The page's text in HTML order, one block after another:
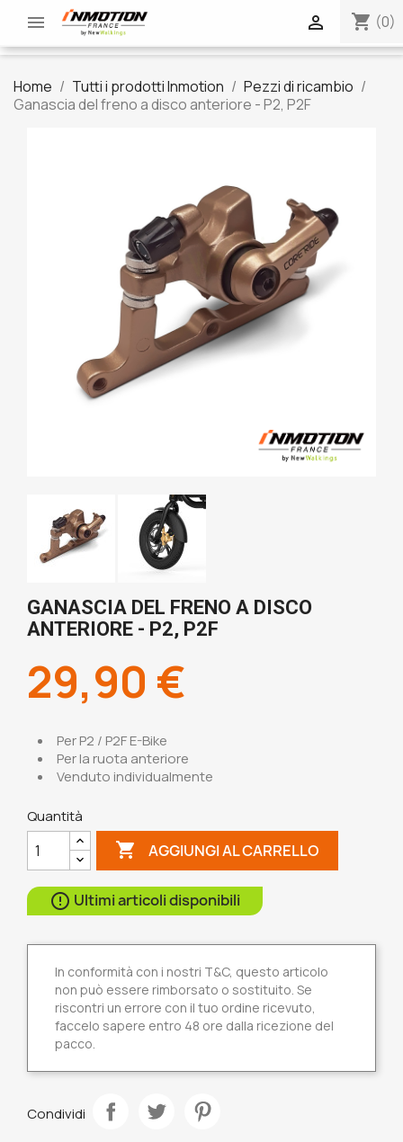
 shopping_cart (0)

Home Tutti i prodotti Inmotion
Pezzi di ricambio
Ganascia del freno a disco anteriore - P2, P2F
GANASCIA DEL FRENO A DISCO
ANTERIORE - P2, P2F
29,90 €
Per P2 / P2F E-Bike
Per la ruota anteriore
Venduto individualmente
Quantità
 AGGIUNGI AL CARRELLO
 Ultimi articoli disponibili
In conformità con i nostri T&C, questo articolo
non può essere rimborsato o sostituito. Se
riscontri un errore con il tuo ordine ricevuto,
faccelo sapere entro 48 ore dalla ricezione del
pacco.
Condividi